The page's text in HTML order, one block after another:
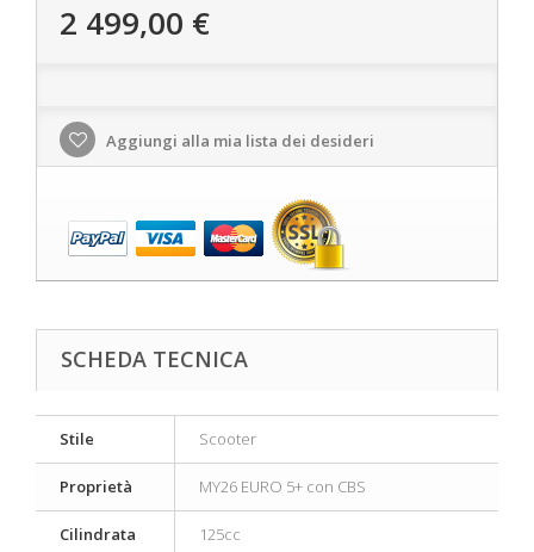
2 499,00 €
Aggiungi alla mia lista dei desideri
SCHEDA TECNICA
Stile Scooter
Proprietà MY26 EURO 5+ con CBS
Cilindrata 125cc